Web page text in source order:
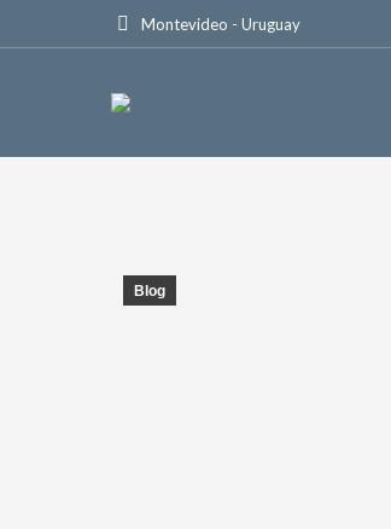
Montevideo - Uruguay
Blog